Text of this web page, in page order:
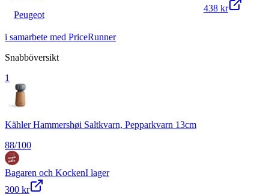
Peugeot
438 kr
i samarbete med PriceRunner
Snabböversikt
1
Kähler Hammershøi Saltkvarn, Pepparkvarn 13cm
88/100
Bagaren och KockenI lager
300 kr